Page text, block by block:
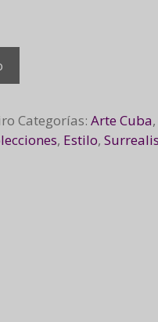
Categorías:Arte Cuba
, Estilo,